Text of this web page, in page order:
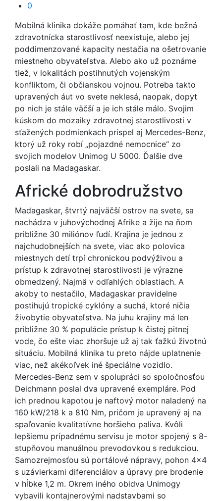
0
Mobilná klinika dokáže pomáhať tam, kde bežná
zdravotnícka starostlivosť neexistuje, alebo jej
poddimenzované kapacity nestačia na ošetrovanie
miestneho obyvateľstva. Alebo ako už poznáme
tiež, v lokalitách postihnutých vojenským
konfliktom, či občianskou vojnou. Potreba takto
upravených áut vo svete neklesá, naopak, dopyt
po nich je stále väčší a je ich stále málo. Svojim
kúskom do mozaiky zdravotnej starostlivosti v
sťažených podmienkach prispel aj Mercedes-Benz,
ktorý už roky robí „pojazdné nemocnice“ zo
svojich modelov Unimog U 5000. Ďalšie dve
poslali na Madagaskar.
Africké dobrodružstvo
Madagaskar, štvrtý najväčší ostrov na svete, sa
nachádza v juhovýchodnej Afrike a žije na ňom
približne 30 miliónov ľudí. Krajina je jednou z
najchudobnejších na svete, viac ako polovica
miestnych detí trpí chronickou podvýživou a
prístup k zdravotnej starostlivosti je výrazne
obmedzený. Najmä v odľahlých oblastiach. A
akoby to nestačilo, Madagaskar pravidelne
postihujú tropické cyklóny a suchá, ktoré ničia
živobytie obyvateľstva. Na juhu krajiny má len
približne 30 % populácie prístup k čistej pitnej
vode, čo ešte viac zhoršuje už aj tak ťažkú životnú
situáciu. Mobilná klinika tu preto nájde uplatnenie
viac, než akékoľvek iné špeciálne vozidlo.
Mercedes-Benz sem v spolupráci so spoločnosťou
Deichmann poslal dva upravené exempláre. Pod
ich prednou kapotou je naftový motor naladený na
160 kW/218 k a 810 Nm, pričom je upravený aj na
spaľovanie kvalitatívne horšieho paliva. Kvôli
lepšiemu prípadnému servisu je motor spojený s 8-
stupňovou manuálnou prevodovkou s redukciou.
Samozrejmosťou sú portálové nápravy, pohon 4x4
s uzávierkami diferenciálov a úpravy pre brodenie
v hĺbke 1,2 m. Okrem iného obidva Unimogy
vybavili kontajnerovými nadstavbami so